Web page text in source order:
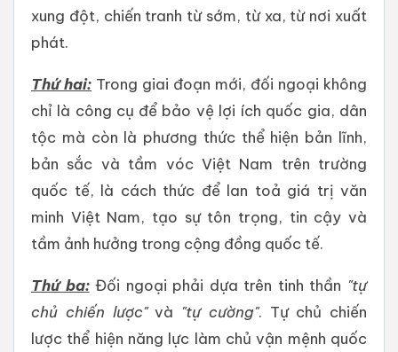
xung đột, chiến tranh từ sớm, từ xa, từ nơi xuất
phát.
Thứ hai: Trong giai đoạn mới, đối ngoại không
chỉ là công cụ để bảo vệ lợi ích quốc gia, dân
tộc mà còn là phương thức thể hiện bản lĩnh,
bản sắc và tầm vóc Việt Nam trên trường
quốc tế, là cách thức để lan toả giá trị văn
minh Việt Nam, tạo sự tôn trọng, tin cậy và
tầm ảnh hưởng trong cộng đồng quốc tế.
Thứ ba:Đối ngoại phải dựa trên tinh thần "tự
chủ chiến lược"và "tự cường". Tự chủ chiến
lược thể hiện năng lực làm chủ vận mệnh quốc